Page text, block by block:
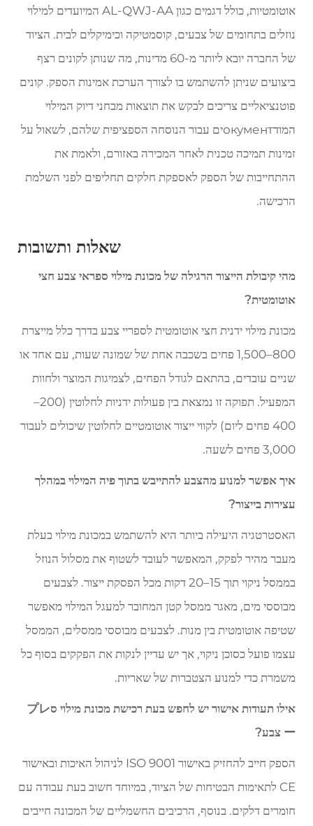
אוטומטיות, כולל דגמים כגון AL-QWJ-AA המיועדים למילוי
נוזלים בתחומים של צבעים, קוסמטיקה וכימיקלים לבית. הציוד
של החברה יובא ליותר מ-60 מדינות, מה שנותן לקונים רצף
ביצועים שניתן להשתמש בו לצורך הערכת אמינות הספק. קונים
פוטנציאליים צריכים לבקש את תוצאות מבחני דיוק המילוי
המודокументים עבור הנוסחה הספציפית שלהם, לשאול על
זמינות תמיכה טכנית לאחר המכירה באזורם, ולאמת את
ההתחייבות של הספק לאספקת חלקים תחליפים לפני השלמת
הרכישה.
שאלות ותשובות
מהי קיבולת הייצור הרגילה של מכונת מילוי ספראי צבע חצי
אוטומטית?
מכונת מילוי ידנית חצי אוטומטית לספריי צבע בדרך כלל מייצרת
800–1,500 פחים בשכבה אחת של שמונה שעות, עם אחד או
שניים עובדים, בהתאם לגודל הפחים, לצמיגות המוצר ולחוות
המפעיל. תפוקה זו נמצאת בין פעולות ידניות לחלוטין (200–
400 פחים ליום) לקווי ייצור אוטומטיים לחלוטין שיכולים לעבור
3,000 פחים לשעה.
איך אפשר למנוע מהצבע להתייבש בתוך פיה המילוי במהלך
עצירות בייצור?
האסטרטגיה היעילה ביותר היא להשתמש במכונת מילוי בעלת
מעבר מהיר לפקק, המאפשר לעובד לשטוף את מסלול הנוזל
בממסל ניקוי תוך 15–20 דקות מכל הפסקת ייצור. לצבעים
מבוססי מים, מאגר ממסל קטן המחובר למעגל המילוי מאפשר
שטיפה אוטומטית בין מנות. לצבעים מבוססי ממסלים, הממסל
עצמו פועל כסוכן ניקוי, אך יש עדיין לנקות את הפקקים בסוף כל
משמרת כדי למנוע הצטברות של שאריות.
אילו תעודות אישור יש לחפש בעת רכישת מכונת מילוי סプレ
ー צבע?
הספק חייב להחזיק באישור ISO 9001 לניהול האיכות ובאישור
CE לתאימות הבטיחות של הציוד, במיוחד חשוב בעת עבודה עם
חומרים דלקים. בנוסף, הרכיבים החשמליים של המכונה חייבים